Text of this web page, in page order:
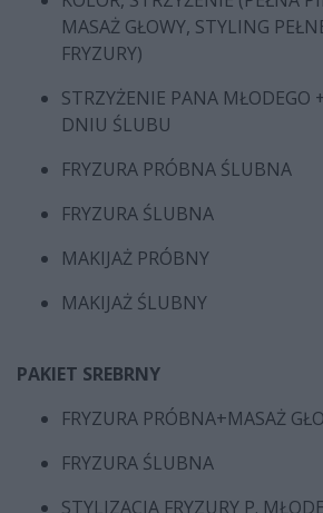
MASAŻ GŁOWY, STYLING
FRYZURY)
STRZYŻENIE PANA MŁODEGO
DNIU ŚLUBU
FRYZURA PRÓBNA ŚLUBNA
FRYZURA ŚLUBNA
MAKIJAŻ PRÓBNY
MAKIJAŻ ŚLUBNY
PAKIET SREBRNY
FRYZURA PRÓBNA+MASAŻ
FRYZURA ŚLUBNA
STYLIZACJA FRYZURY P.